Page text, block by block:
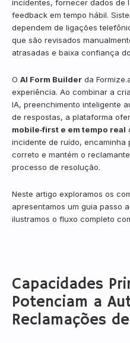
incidentes, fornecer dados de
feedback em tempo hábil.
dependem de ligações
que são revisados
atrasadas e baixa confiança
O AI Form Builder da
experiência. Ao combinar a
IA, preenchimento inteligente
de respostas, a plataforma
mobile‑first e em tempo real
incidente de ruído, encaminha
correto e mantém o
processo de resolução.
Neste artigo exploramos os
apresentamos um guia passo
ilustramos o fluxo completo
Capacidades
Potenciam a
Reclamações